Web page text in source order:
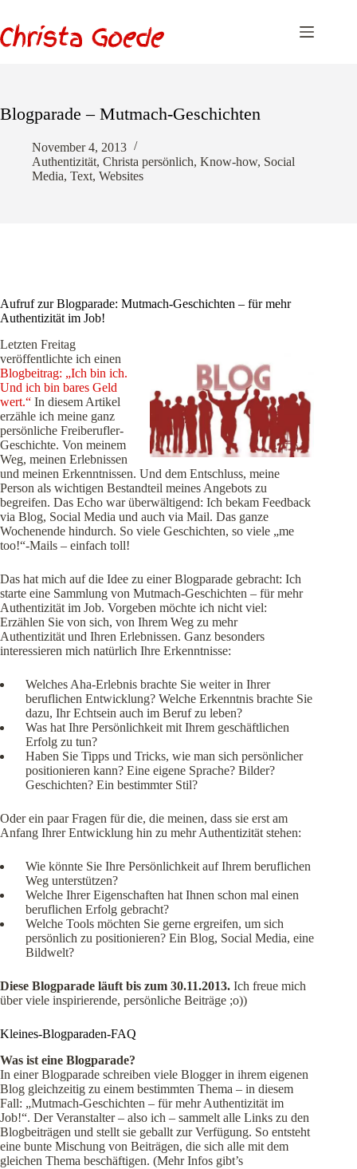
springen
Blogparade – Mutmach-Geschichten
November 4, 2013
Authentizität, Christa persönlich, Know-how, Social
Media, Text, Websites
Aufruf zur Blogparade: Mutmach-Geschichten – für mehr
Authentizität im Job!
Letzten Freitag
veröffentlichte ich einen
Blogbeitrag: „Ich bin ich.
Und ich bin bares Geld
wert.“ In diesem Artikel
erzähle ich meine ganz
persönliche Freiberufler-
Geschichte. Von meinem
Weg, meinen Erlebnissen
und meinen Erkenntnissen. Und dem Entschluss, meine
Person als wichtigen Bestandteil meines Angebots zu
begreifen. Das Echo war überwältigend: Ich bekam Feedback
via Blog, Social Media und auch via Mail. Das ganze
Wochenende hindurch. So viele Geschichten, so viele „me
too!“-Mails – einfach toll!
Das hat mich auf die Idee zu einer Blogparade gebracht: Ich
starte eine Sammlung von Mutmach-Geschichten – für mehr
Authentizität im Job. Vorgeben möchte ich nicht viel:
Erzählen Sie von sich, von Ihrem Weg zu mehr
Authentizität und Ihren Erlebnissen. Ganz besonders
interessieren mich natürlich Ihre Erkenntnisse:
Welches Aha-Erlebnis brachte Sie weiter in Ihrer
beruflichen Entwicklung? Welche Erkenntnis brachte Sie
dazu, Ihr Echtsein auch im Beruf zu leben?
Was hat Ihre Persönlichkeit mit Ihrem geschäftlichen
Erfolg zu tun?
Haben Sie Tipps und Tricks, wie man sich persönlicher
positionieren kann? Eine eigene Sprache? Bilder?
Geschichten? Ein bestimmter Stil?
Oder ein paar Fragen für die, die meinen, dass sie erst am
Anfang Ihrer Entwicklung hin zu mehr Authentizität stehen:
Wie könnte Sie Ihre Persönlichkeit auf Ihrem beruflichen
Weg unterstützen?
Welche Ihrer Eigenschaften hat Ihnen schon mal einen
beruflichen Erfolg gebracht?
Welche Tools möchten Sie gerne ergreifen, um sich
persönlich zu positionieren? Ein Blog, Social Media, eine
Bildwelt?
Diese Blogparade läuft bis zum 30.11.2013. Ich freue mich
über viele inspirierende, persönliche Beiträge ;o))
Kleines-Blogparaden-FAQ
Was ist eine Blogparade?
In einer Blogparade schreiben viele Blogger in ihrem eigenen
Blog gleichzeitig zu einem bestimmten Thema – in diesem
Fall: „Mutmach-Geschichten – für mehr Authentizität im
Job!“. Der Veranstalter – also ich – sammelt alle Links zu den
Blogbeiträgen und stellt sie geballt zur Verfügung. So entsteht
eine bunte Mischung von Beiträgen, die sich alle mit dem
gleichen Thema beschäftigen. (Mehr Infos gibt’s